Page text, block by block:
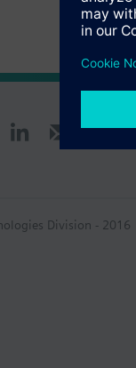
Division - 2016